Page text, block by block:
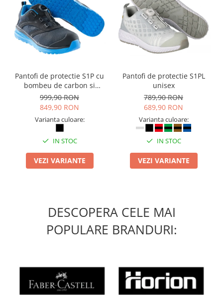
Pantofi de protectie S1P cu
bombeu de carbon si
inchidere BOAÂ® Fit
999,90 RON
849,90 RON
Varianta culoare:
IN STOC
VEZI VARIANTE
Pantofi de protectie S1PL
unisex
789,90 RON
689,90 RON
Varianta culoare:
IN STOC
VEZI VARIANTE
DESCOPERA CELE MAI
POPULARE BRANDURI: